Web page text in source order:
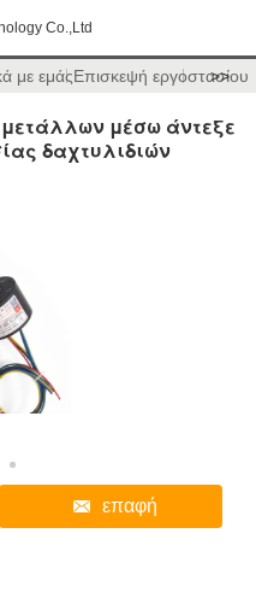
Co.,Ltd
με εμάςΕπισκεψή εργοστασίου
>>
μέσω άντεξε
δαχτυλιδιών
επαφή